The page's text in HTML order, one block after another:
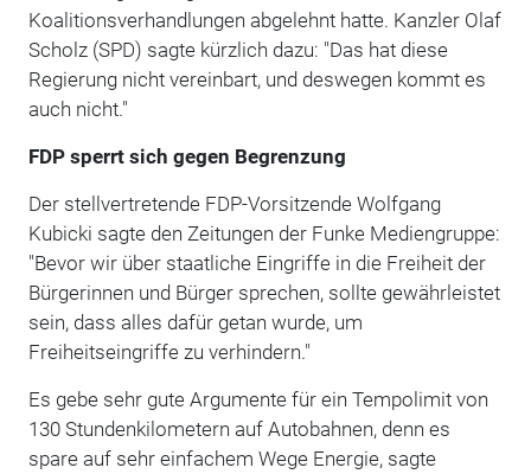
Koalitionsverhandlungen abgelehnt hatte. Kanzler Olaf
Scholz (SPD) sagte kürzlich dazu: "Das hat diese
Regierung nicht vereinbart, und deswegen kommt es
auch nicht."
FDP sperrt sich gegen Begrenzung
Der stellvertretende FDP-Vorsitzende Wolfgang
Kubicki sagte den Zeitungen der Funke Mediengruppe:
"Bevor wir über staatliche Eingriffe in die Freiheit der
Bürgerinnen und Bürger sprechen, sollte gewährleistet
sein, dass alles dafür getan wurde, um
Freiheitseingriffe zu verhindern."
Es gebe sehr gute Argumente für ein Tempolimit von
130 Stundenkilometern auf Autobahnen, denn es
spare auf sehr einfachem Wege Energie, sagte